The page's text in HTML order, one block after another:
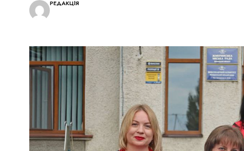
РЕДАКЦІЯ